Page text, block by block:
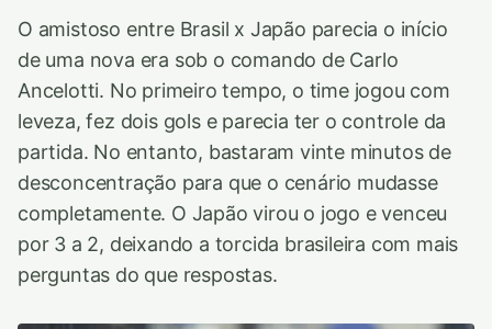
O amistoso entre Brasil x Japão parecia o início
de uma nova era sob o comando de Carlo
Ancelotti. No primeiro tempo, o time jogou com
leveza, fez dois gols e parecia ter o controle da
partida. No entanto, bastaram vinte minutos de
desconcentração para que o cenário mudasse
completamente. O Japão virou o jogo e venceu
por 3 a 2, deixando a torcida brasileira com mais
perguntas do que respostas.